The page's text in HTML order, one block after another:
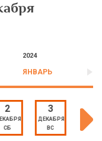
2024
ЯНВАРЬ
2
СБ
3
ДЕКАБРЯ
ВС